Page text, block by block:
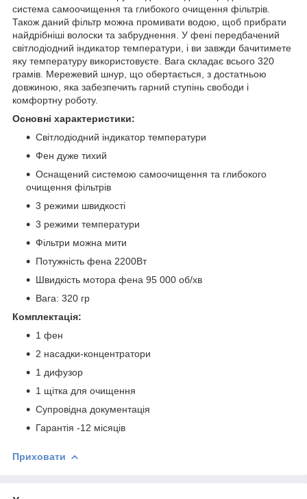
система самоочищення та глибокого очищення фільтрів.
Також даний фільтр можна промивати водою, щоб прибрати
найдрібніші волоски та забруднення. У фені передбачений
світлодіодний індикатор температури, і ви завжди бачитимете
яку температуру використовуєте. Вага складає всього 320
грамів. Мережевий шнур, що обертається, з достатньою
довжиною, яка забезпечить гарний ступінь свободи і
комфортну роботу.
Основні характеристики:
Світлодіодний індикатор температури
Фен дуже тихий
Оснащений системою самоочищення та глибокого
очищення фільтрів
3 режими швидкості
3 режими температури
Фільтри можна мити
Потужність фена 2200Вт
Швидкість мотора фена 95 000 об/хв
Вага: 320 гр
Комплектація:
1 фен
2 насадки-концентратори
1 дифузор
1 щітка для очищення
Супровідна документація
Гарантія -12 місяців
Приховати